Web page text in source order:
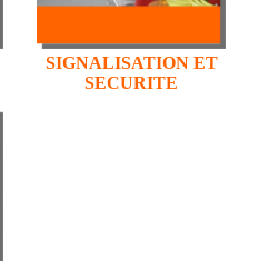
SIGNALISATION ET
SECURITE